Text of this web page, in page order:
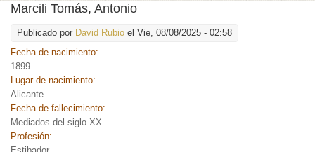
Marcili Tomás, Antonio
Publicado por David Rubio el Vie, 08/08/2025 - 02:58
Fecha de nacimiento:
1899
Lugar de nacimiento:
Alicante
Fecha de fallecimiento:
Mediados del siglo XX
Profesión:
Estibador